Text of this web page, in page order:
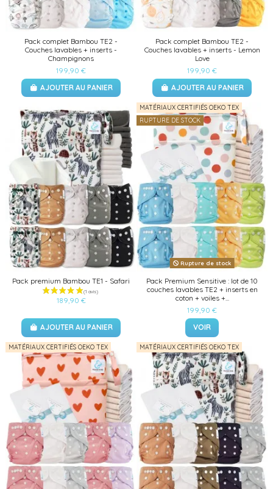
Pack complet Bambou TE2 -
Couches lavables + inserts -
Champignons
199,90 €
AJOUTER AU PANIER
Pack complet Bambou TE2 -
Couches lavables + inserts - Lemon
Love
199,90 €
AJOUTER AU PANIER
Pack premium Bambou TE1 - Safari
189,90 €
AJOUTER AU PANIER
MATÉRIAUX CERTIFIÉS OEKO TEX
RUPTURE DE STOCK
Rupture de stock
Pack Premium Sensitive : lot de 10
couches lavables TE2 + inserts en
coton + voiles +...
199,90 €
VOIR
MATÉRIAUX CERTIFIÉS OEKO TEX MATÉRIAUX CERTIFIÉS OEKO TEX